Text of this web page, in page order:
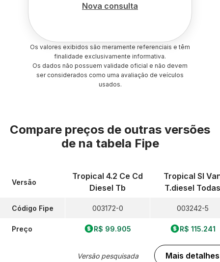
Nova consulta
Os valores exibidos são meramente referenciais e têm
finalidade exclusivamente informativa.
Os dados não possuem validade oficial e não devem
ser considerados como uma avaliação de veículos
usados.
Compare preços de outras versões
de na tabela Fipe
Versão
Código Fipe
Preço
Tropical 4.2 Ce Cd
Diesel Tb
003172-0
R$ 99.905
Versão pesquisada
Tropical Sl
T.diesel Todas
003242-5
R$ 115.241
Mais detalhes